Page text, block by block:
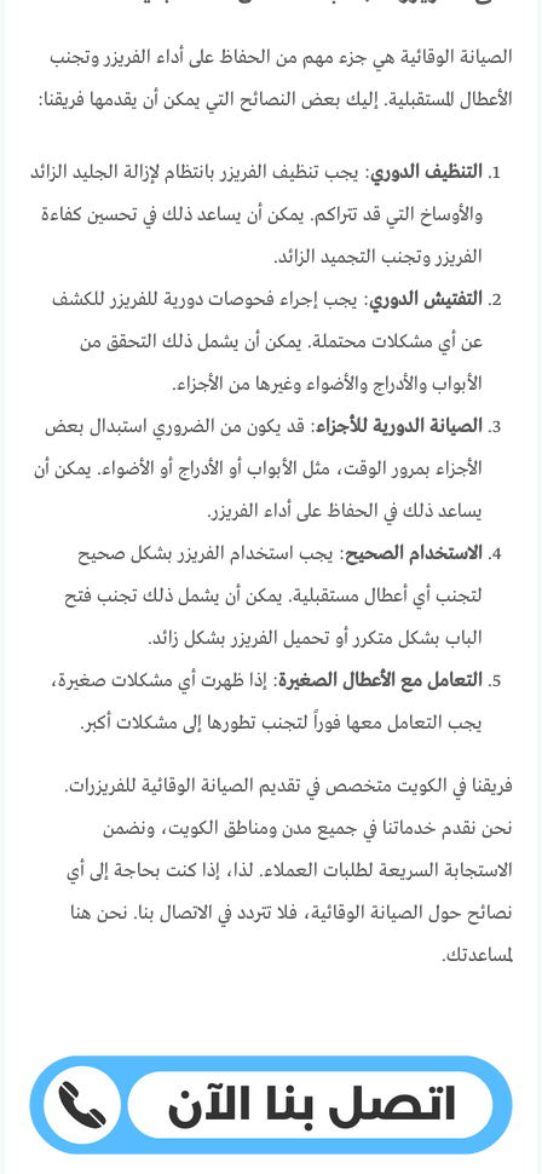
الصيانة الوقائية هي جزء مهم من الحفاظ على أداء الفريزر وتجنب
الأعطال المستقبلية. إليك بعض النصائح التي يمكن أن يقدمها فريقنا:
التنظيف الدوري: يجب تنظيف الفريزر بانتظام لإزالة الجليد الزائد
والأوساخ التي قد تتراكم. يمكن أن يساعد ذلك في تحسين كفاءة
الفريزر وتجنب التجميد الزائد.
التفتيش الدوري: يجب إجراء فحوصات دورية للفريزر للكشف
عن أي مشكلات محتملة. يمكن أن يشمل ذلك التحقق من
الأبواب والأدراج والأضواء وغيرها من الأجزاء.
الصيانة الدورية للأجزاء: قد يكون من الضروري استبدال بعض
الأجزاء بمرور الوقت، مثل الأبواب أو الأدراج أو الأضواء. يمكن أن
يساعد ذلك في الحفاظ على أداء الفريزر.
الاستخدام الصحيح: يجب استخدام الفريزر بشكل صحيح
لتجنب أي أعطال مستقبلية. يمكن أن يشمل ذلك تجنب فتح
الباب بشكل متكرر أو تحميل الفريزر بشكل زائد.
التعامل مع الأعطال الصغيرة: إذا ظهرت أي مشكلات صغيرة،
يجب التعامل معها فوراً لتجنب تطورها إلى مشكلات أكبر.
فريقنا في الكويت متخصص في تقديم الصيانة الوقائية للفريزرات.
نحن نقدم خدماتنا في جميع مدن ومناطق الكويت، ونضمن
الاستجابة السريعة لطلبات العملاء. لذا، إذا كنت بحاجة إلى أي
نصائح حول الصيانة الوقائية، فلا تتردد في الاتصال بنا. نحن هنا
لمساعدتك.